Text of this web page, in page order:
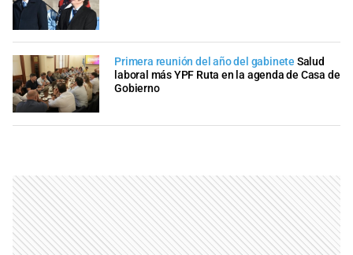
Primera reunión del año del gabinete Salud
laboral más YPF Ruta en la agenda de Casa de
Gobierno